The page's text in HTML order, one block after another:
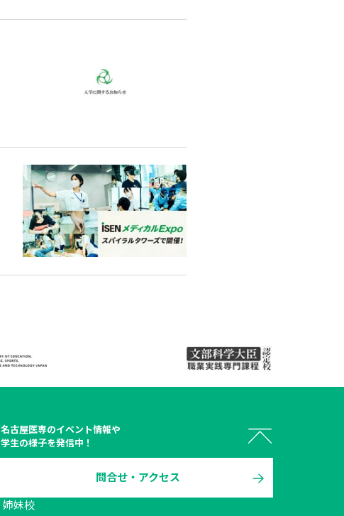
名古屋医専のイベント情報や
学生の様子を発信中！
問合せ・アクセス
姉妹校